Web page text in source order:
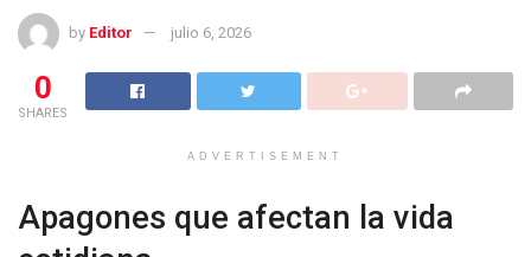
by Editor julio 6, 2026
0
SHARES
ADVERTISEMENT
Apagones que afectan la vida